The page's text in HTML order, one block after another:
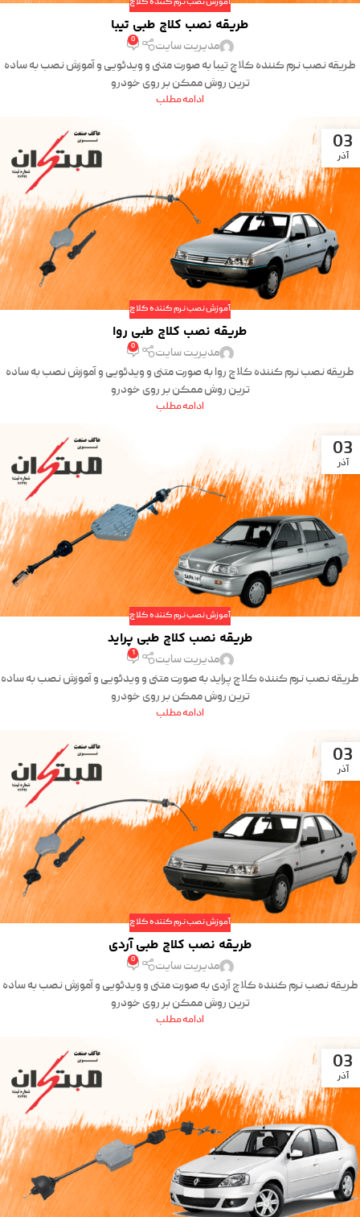
طریقه نصب کلاچ طبی تیبا
مدیریت سایت 0
طریقه نصب نرم کننده کلاچ تیبا به صورت متنی و ویدئویی و آموزش نصب به ساده
ترین روش ممکن بر روی خودرو
ادامه مطلب
03
آذر
آموزش نصب نرم کننده کلاچ
طریقه نصب کلاچ طبی روا
مدیریت سایت 0
طریقه نصب نرم کننده کلاچ روا به صورت متنی و ویدئویی و آموزش نصب به ساده
ترین روش ممکن بر روی خودرو
ادامه مطلب
03
آذر
آموزش نصب نرم کننده کلاچ
طریقه نصب کلاچ طبی پراید
مدیریت سایت 1
طریقه نصب نرم کننده کلاچ پراید به صورت متنی و ویدئویی و آموزش نصب به ساده
ترین روش ممکن بر روی خودرو
ادامه مطلب
03
آذر
آموزش نصب نرم کننده کلاچ
طریقه نصب کلاچ طبی آردی
مدیریت سایت 0
طریقه نصب نرم کننده کلاچ آردی به صورت متنی و ویدئویی و آموزش نصب به ساده
ترین روش ممکن بر روی خودرو
ادامه مطلب
03
آذر